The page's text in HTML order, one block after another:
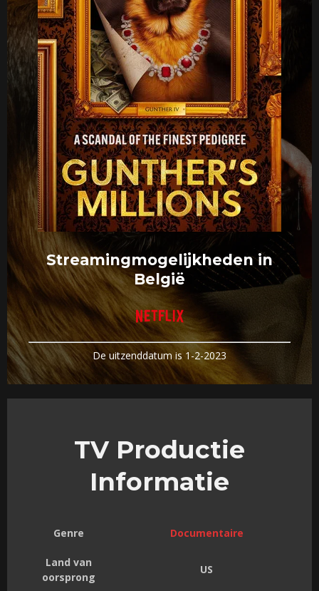
Streamingmogelijkheden in
België
De uitzenddatum is 1-2-2023
TV Productie
Informatie
Genre Documentaire
Land van
oorsprong
US